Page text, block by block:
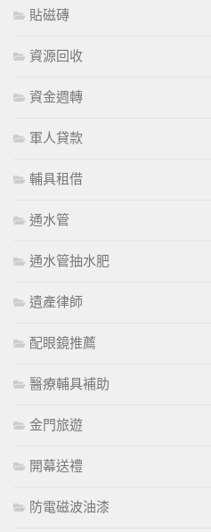
貼磁磚
資源回收
資金週轉
軍人貸款
輔具租借
通水管
通水管抽水肥
遺產律師
配眼鏡推薦
醫療輔具補助
金門旅遊
開幕送禮
防電磁波油漆